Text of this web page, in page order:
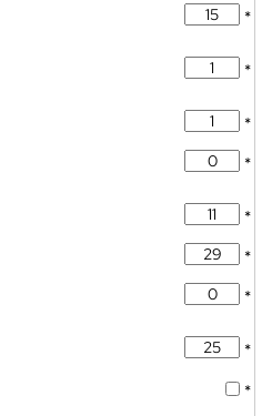
*
*
*
*
*
*
*
*
*